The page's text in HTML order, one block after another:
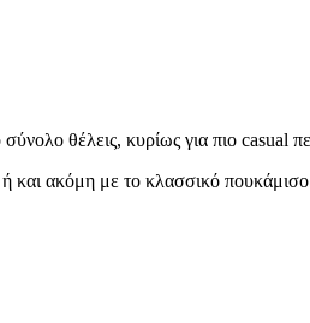
θέλεις, κυρίως για πιο casual
και ακόμη με το κλασσικό